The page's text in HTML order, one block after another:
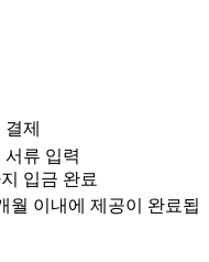
제
서류 입력
입금 완료
월 이내에 제공이 완료됩